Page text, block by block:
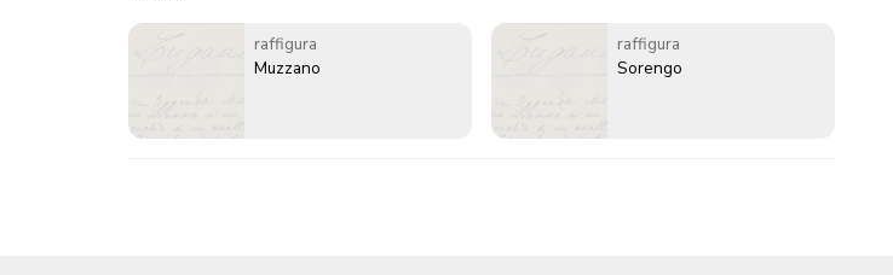
raffigura
Muzzano
raffigura
Sorengo